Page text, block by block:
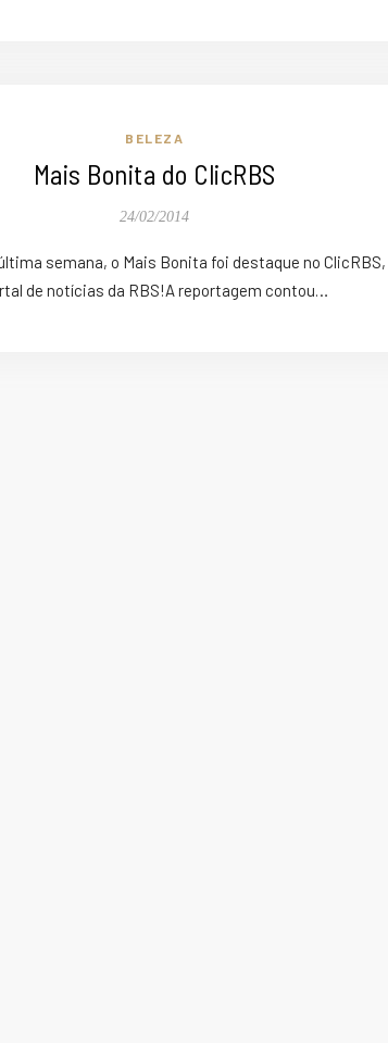
BELEZA
Mais Bonita do ClicRBS
24/02/2014
semana, o Mais Bonita foi destaque no ClicRBS,
de notícias da RBS!A reportagem contou…